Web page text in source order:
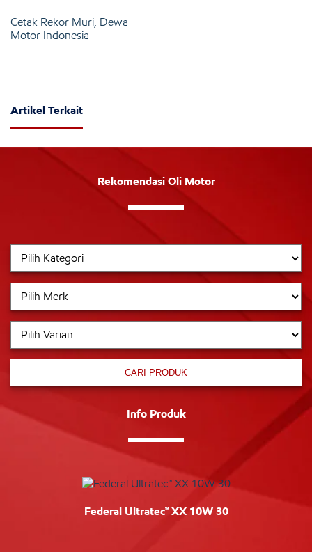
Cetak Rekor Muri, Dewa
Motor Indonesia
Artikel Terkait
Rekomendasi Oli Motor
CARI PRODUK
Info Produk
Federal Ultratec™ XX 10W 30